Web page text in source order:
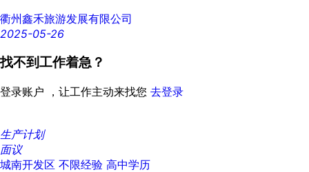
衢州鑫禾旅游发展有限公司
2025-05-26
找不到工作着急？
登录账户 ，让工作主动来找您 去登录
生产计划
面议
城南开发区 不限经验 高中学历